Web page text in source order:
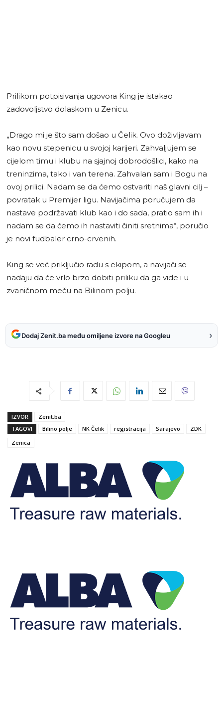
Prilikom potpisivanja ugovora King je istakao
zadovoljstvo dolaskom u Zenicu.
„Drago mi je što sam došao u Čelik. Ovo doživljavam
kao novu stepenicu u svojoj karijeri. Zahvaljujem se
cijelom timu i klubu na sjajnoj dobrodošlici, kako na
treninzima, tako i van terena. Zahvalan sam i Bogu na
ovoj prilici. Nadam se da ćemo ostvariti naš glavni cilj –
povratak u Premijer ligu. Navijačima poručujem da
nastave podržavati klub kao i do sada, pratio sam ih i
nadam se da ćemo ih nastaviti činiti sretnima“, poručio
je novi fudbaler crno-crvenih.
King se već priključio radu s ekipom, a navijači se
nadaju da će vrlo brzo dobiti priliku da ga vide i u
zvaničnom meču na Bilinom polju.
Dodaj Zenit.ba među omiljene izvore na Googleu ›
IZVOR
Zenit.ba
TAGOVI
Bilino polje NK Čelik registracija Sarajevo
ZDK
Zenica